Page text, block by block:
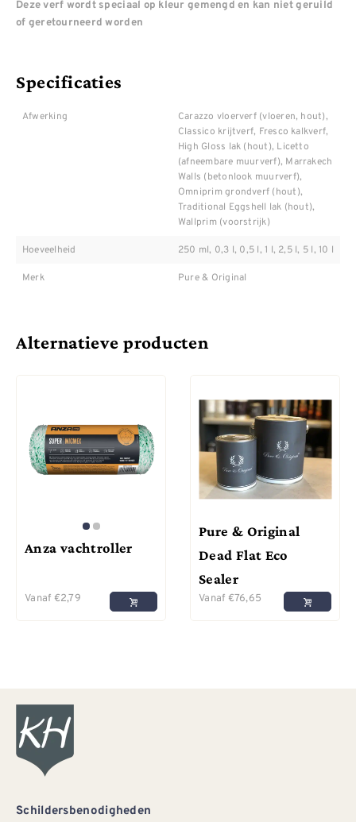
Deze verf wordt speciaal op kleur gemengd en kan niet geruild
of geretourneerd worden
Specificaties
Afwerking
Carazzo vloerverf (vloeren, hout),
Classico krijtverf, Fresco kalkverf,
High Gloss lak (hout), Licetto
(afneembare muurverf), Marrakech
Walls (betonlook muurverf),
Omniprim grondverf (hout),
Traditional Eggshell lak (hout),
Wallprim (voorstrijk)
Hoeveelheid 250 ml, 0,3 l, 0,5 l, 1 l, 2,5 l, 5 l, 10 l
Merk Pure & Original
Alternatieve producten
Anza vachtroller
Vanaf €2,79
Pure & Original
Dead Flat Eco
Sealer
Vanaf €76,65
Schildersbenodigheden